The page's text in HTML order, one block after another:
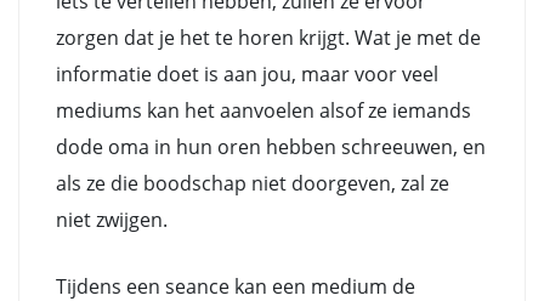
zorgen dat je het te horen krijgt. Wat je met de
informatie doet is aan jou, maar voor veel
mediums kan het aanvoelen alsof ze iemands
dode oma in hun oren hebben schreeuwen, en
als ze die boodschap niet doorgeven, zal ze
niet zwijgen.
Tijdens een seance kan een medium de